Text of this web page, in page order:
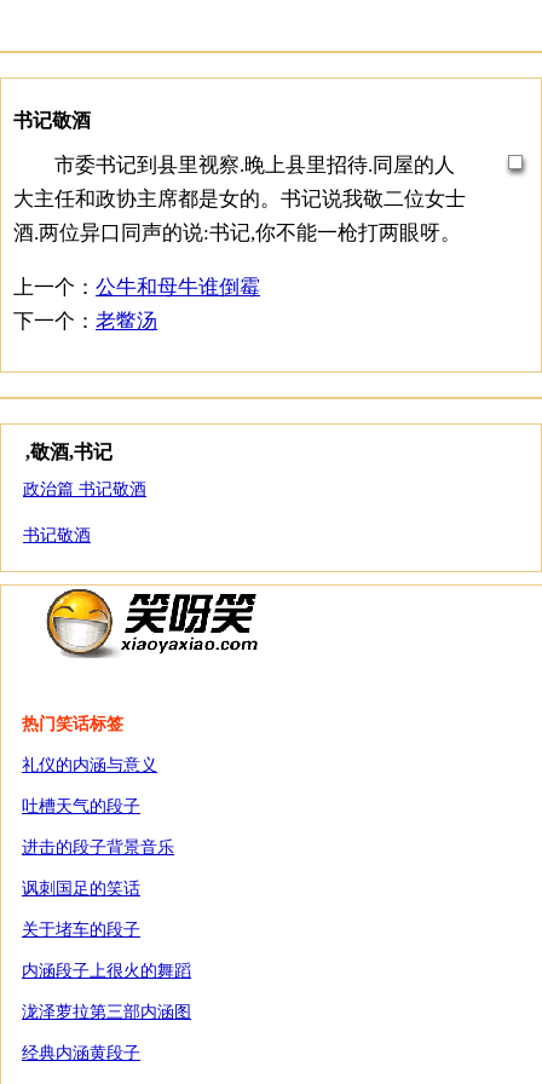
书记敬酒
市委书记到县里视察.晚上县里招待.同屋的人
大主任和政协主席都是女的。书记说我敬二位女士
酒.两位异口同声的说:书记,你不能一枪打两眼呀。
上一个： 公牛和母牛谁倒霉
下一个： 老鳖汤
,敬酒,书记
政治篇 书记敬酒
书记敬酒
热门笑话标签
礼仪的内涵与意义
吐槽天气的段子
进击的段子背景音乐
讽刺国足的笑话
关于堵车的段子
内涵段子上很火的舞蹈
泷泽萝拉第三部内涵图
经典内涵黄段子